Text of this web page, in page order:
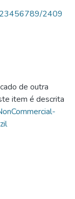
2409
de outra
item é descrita